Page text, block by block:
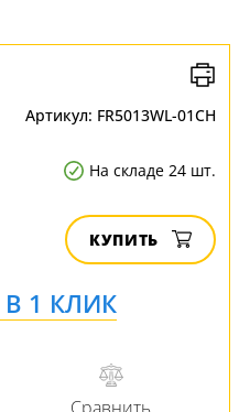
Артикул: FR5013WL-01CH
На складе 24 шт.
КУПИТЬ